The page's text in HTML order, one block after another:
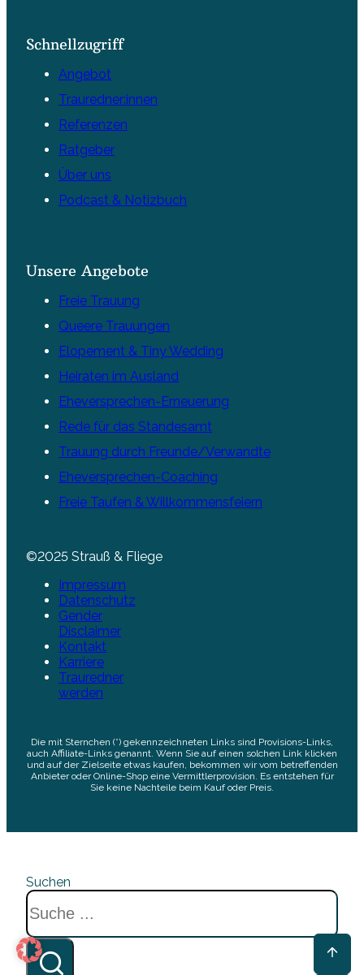
Schnellzugriff
Angebot
Trauredner:innen
Referenzen
Ratgeber
Über uns
Podcast & Notizbuch
Unsere Angebote
Freie Trauung
Queere Trauungen
Elopement & Tiny Wedding
Heiraten im Ausland
Eheversprechen-Erneuerung
Rede für das Standesamt
Trauung durch Freunde/Verwandte
Eheversprechen-Coaching
Freie Taufen & Willkommensfeiern
©2025 Strauß & Fliege
Impressum
Datenschutz
Gender
Disclaimer
Kontakt
Karriere
Trauredner
werden
Die mit Sternchen (*) gekennzeichneten Links sind Provisions-Links,
auch Affiliate-Links genannt. Wenn Sie auf einen solchen Link klicken
und auf der Zielseite etwas kaufen, bekommen wir vom betreffenden
Anbieter oder Online-Shop eine Vermittlerprovision. Es entstehen für
Sie keine Nachteile beim Kauf oder Preis.
Suchen